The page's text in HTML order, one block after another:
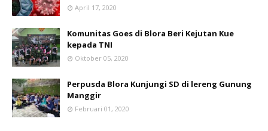
April 17, 2020
Komunitas Goes di Blora Beri Kejutan Kue
kepada TNI
Oktober 05, 2020
Perpusda Blora Kunjungi SD di lereng Gunung
Manggir
Februari 01, 2020